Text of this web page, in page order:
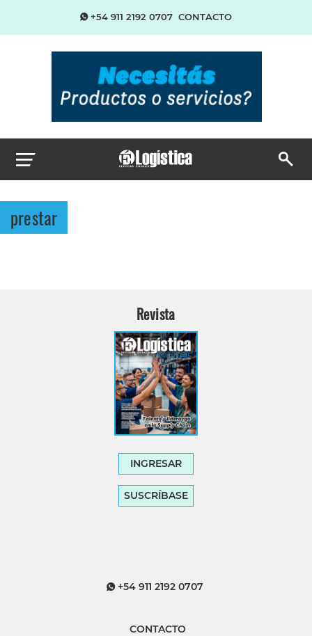
+54 911 2192 0707 CONTACTO
prestar
Revista
INGRESAR
SUSCRÍBASE
+54 911 2192 0707
CONTACTO